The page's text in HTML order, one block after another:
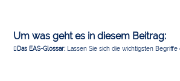
Um was geht es in diesem Beitrag:
Das EAS-Glossar: Lassen Sie sich die wichtigsten Begriffe